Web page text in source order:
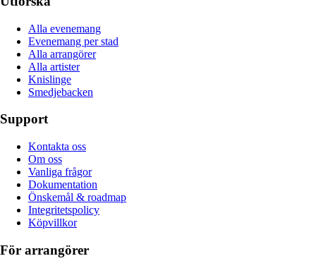
Alla evenemang
Evenemang per stad
Alla arrangörer
Alla artister
Knislinge
Smedjebacken
Support
Kontakta oss
Om oss
Vanliga frågor
Dokumentation
Önskemål & roadmap
Integritetspolicy
Köpvillkor
För arrangörer